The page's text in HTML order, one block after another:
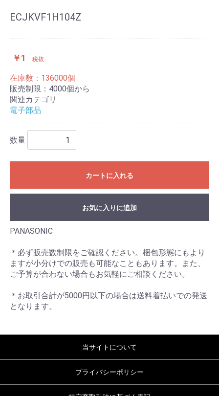
ECJKVF1H104Z
￥1 税抜
在庫数：136000個
販売制限：4000個から
関連カテゴリ
電子部品
数量
カートに入れる
お気に入りに追加
PANASONIC
＊必ず販売数制限をご確認ください。梱包形態にもより
ますが小分けでの販売も可能なこともあります。また、
ご予算が合わない場合もお気軽にご相談ください。
＊お取引合計が5000円以下の場合は送料着払いでの発送
となります。
当サイトについて
プライバシーポリシー